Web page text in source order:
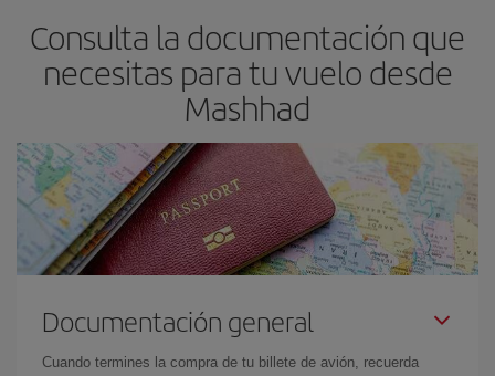
Consulta la documentación que
necesitas para tu vuelo desde
Mashhad
Documentación general
Cuando termines la compra de tu billete de avión, recuerda